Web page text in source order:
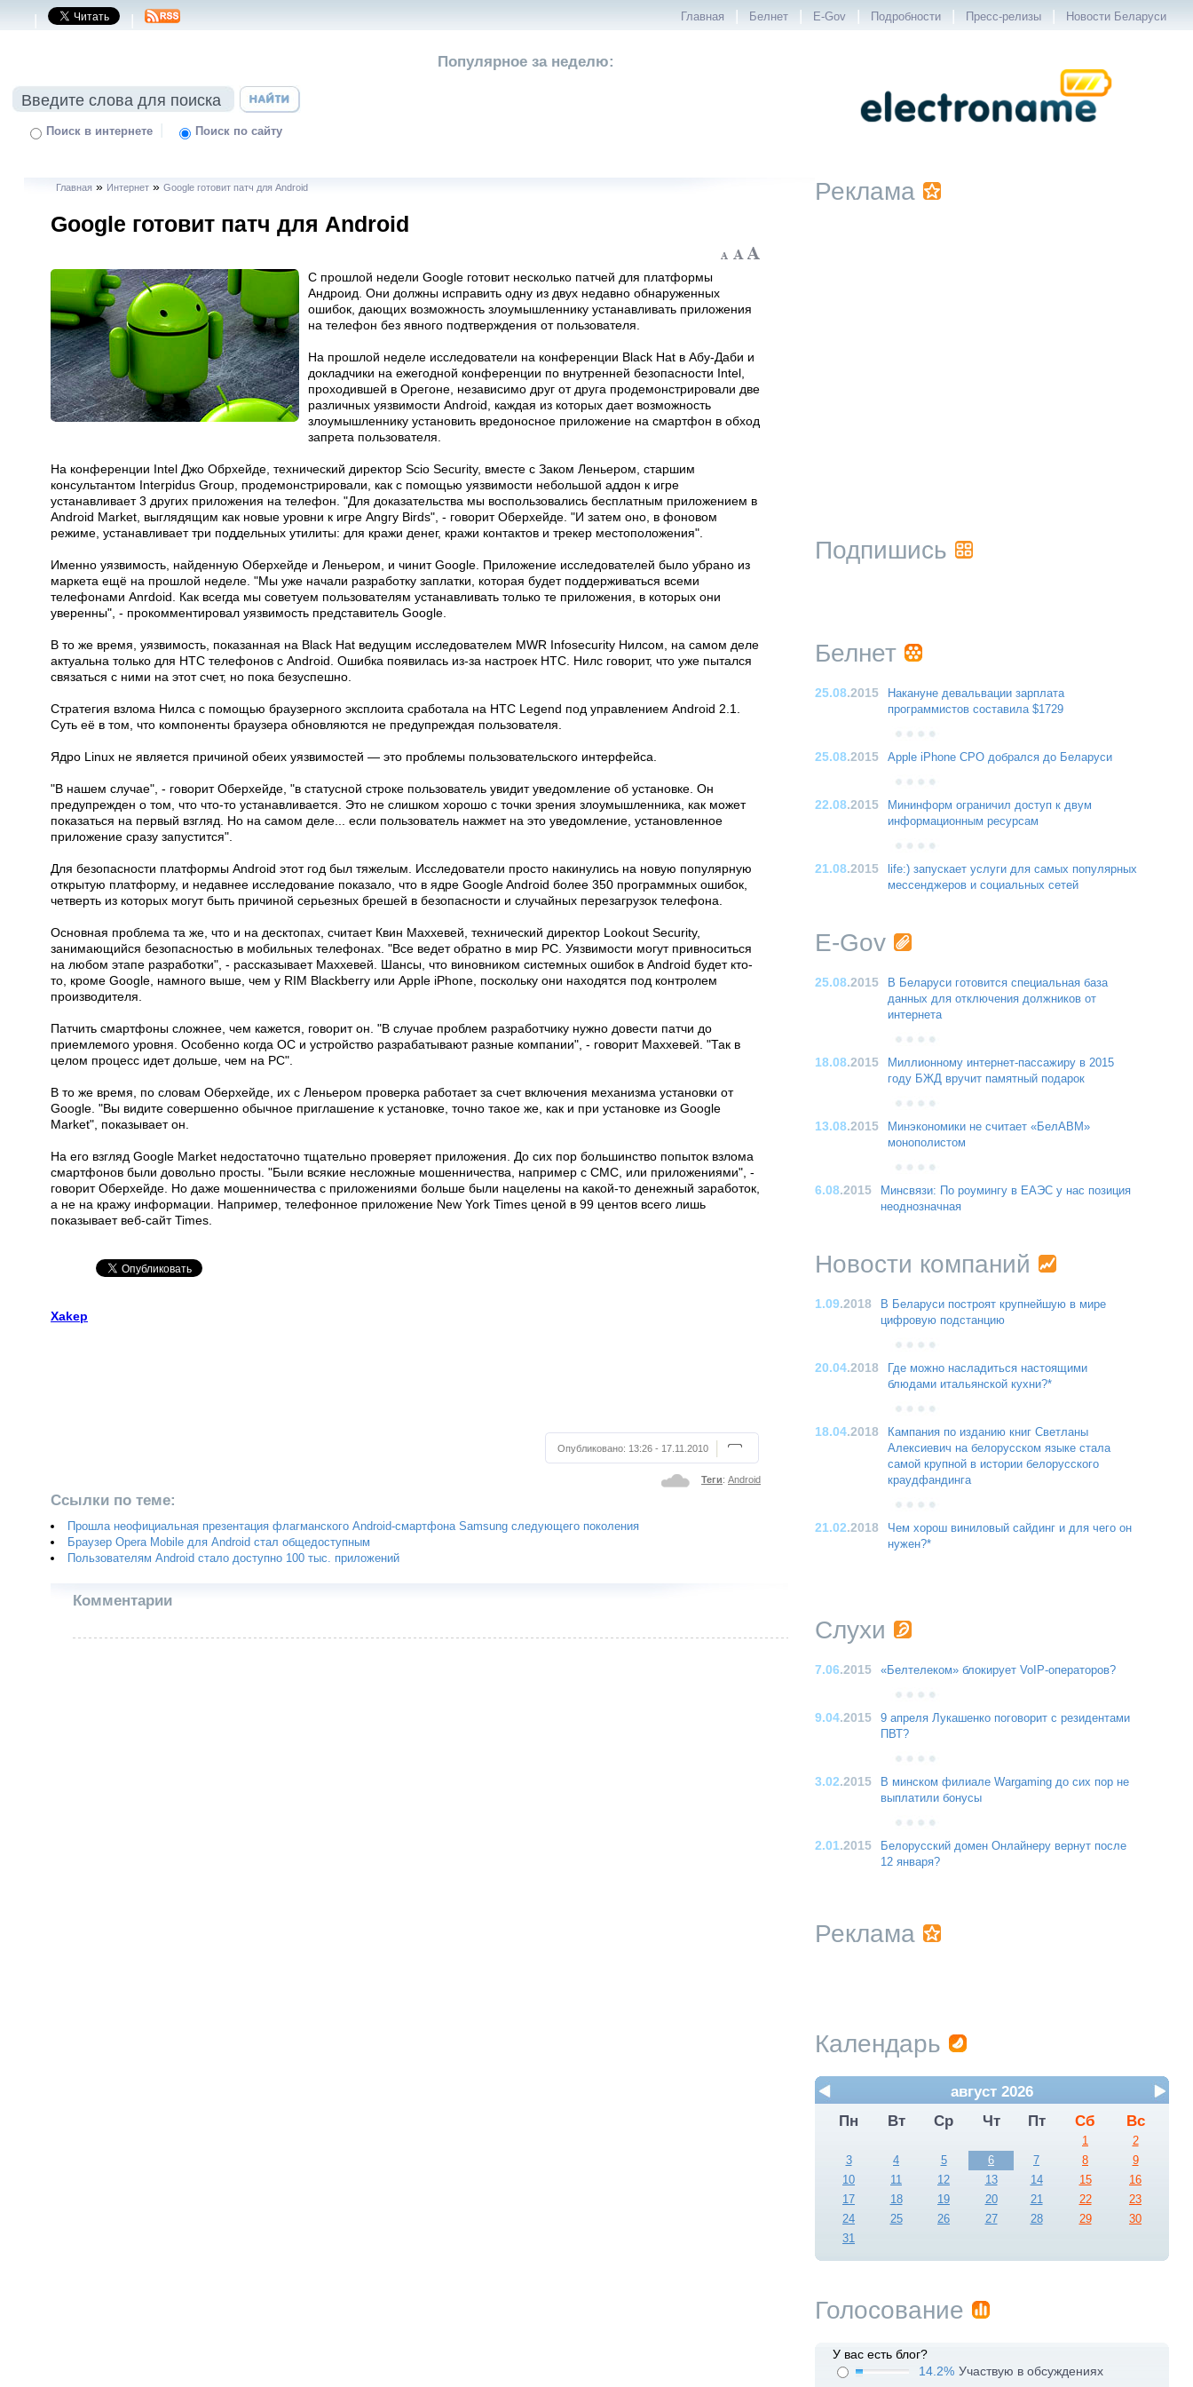
| | Главная | Белнет | E-Gov | Подробности | Пресс-релизы | Новости Беларуси
Поиск в интернете | Поиск по сайту
Популярное за неделю:
Главная » Интернет» Google готовит патч для Android
Google готовит патч для Android
С прошлой недели Google готовит несколько патчей для платформы
Андроид. Они должны исправить одну из двух недавно обнаруженных
ошибок, дающих возможность злоумышленнику устанавливать приложения
на телефон без явного подтверждения от пользователя.
На прошлой неделе исследователи на конференции Black Hat в Абу-Даби и
докладчики на ежегодной конференции по внутренней безопасности Intel,
проходившей в Орегоне, независимо друг от друга продемонстрировали две
различных уязвимости Android, каждая из которых дает возможность
злоумышленнику установить вредоносное приложение на смартфон в обход
запрета пользователя.
На конференции Intel Джо Обрхейде, технический директор Scio Security, вместе с Заком Леньером, старшим
консультантом Interpidus Group, продемонстрировали, как с помощью уязвимости небольшой аддон к игре
устанавливает 3 других приложения на телефон. "Для доказательства мы воспользовались бесплатным приложением в
Android Market, выглядящим как новые уровни к игре Angry Birds", - говорит Оберхейде. "И затем оно, в фоновом
режиме, устанавливает три поддельных утилиты: для кражи денег, кражи контактов и трекер местоположения".
Именно уязвимость, найденную Оберхейде и Леньером, и чинит Google. Приложение исследователей было убрано из
маркета ещё на прошлой неделе. "Мы уже начали разработку заплатки, которая будет поддерживаться всеми
телефонами Anrdoid. Как всегда мы советуем пользователям устанавливать только те приложения, в которых они
уверенны", - прокомментировал уязвимость представитель Google.
В то же время, уязвимость, показанная на Black Hat ведущим исследователем MWR Infosecurity Нилсом, на самом деле
актуальна только для HTC телефонов с Android. Ошибка появилась из-за настроек HTC. Нилс говорит, что уже пытался
связаться с ними на этот счет, но пока безуспешно.
Стратегия взлома Нилса с помощью браузерного эксплоита сработала на HTC Legend под управлением Android 2.1.
Суть её в том, что компоненты браузера обновляются не предупреждая пользователя.
Ядро Linux не является причиной обеих уязвимостей — это проблемы пользовательского интерфейса.
"В нашем случае", - говорит Оберхейде, "в статусной строке пользователь увидит уведомление об установке. Он
предупрежден о том, что что-то устанавливается. Это не слишком хорошо с точки зрения злоумышленника, как может
показаться на первый взгляд. Но на самом деле... если пользователь нажмет на это уведомление, установленное
приложение сразу запустится".
Для безопасности платформы Android этот год был тяжелым. Исследователи просто накинулись на новую популярную
открытую платформу, и недавнее исследование показало, что в ядре Google Android более 350 программных ошибок,
четверть из которых могут быть причиной серьезных брешей в безопасности и случайных перезагрузок телефона.
Основная проблема та же, что и на десктопах, считает Квин Маххевей, технический директор Lookout Security,
занимающийся безопасностью в мобильных телефонах. "Все ведет обратно в мир PC. Уязвимости могут привноситься
на любом этапе разработки", - рассказывает Маххевей. Шансы, что виновником системных ошибок в Android будет кто-
то, кроме Google, намного выше, чем у RIM Blackberry или Apple iPhone, поскольку они находятся под контролем
производителя.
Патчить смартфоны сложнее, чем кажется, говорит он. "В случае проблем разработчику нужно довести патчи до
приемлемого уровня. Особенно когда ОС и устройство разрабатывают разные компании", - говорит Маххевей. "Так в
целом процесс идет дольше, чем на PC".
В то же время, по словам Оберхейде, их с Леньером проверка работает за счет включения механизма установки от
Google. "Вы видите совершенно обычное приглашение к установке, точно такое же, как и при установке из Google
Market", показывает он.
На его взгляд Google Market недостаточно тщательно проверяет приложения. До сих пор большинство попыток взлома
смартфонов были довольно просты. "Были всякие несложные мошенничества, например с СМС, или приложениями", -
говорит Оберхейде. Но даже мошенничества с приложениями больше были нацелены на какой-то денежный заработок,
а не на кражу информации. Например, телефонное приложение New York Times ценой в 99 центов всего лишь
показывает веб-сайт Times.
Xakep
Опубликовано: 13:26 - 17.11.2010
Теги: Android
Ссылки по теме:
Прошла неофициальная презентация флагманского Android-смартфона Samsung следующего поколения
Браузер Opera Mobile для Android стал общедоступным
Пользователям Android стало доступно 100 тыс. приложений
Комментарии
Реклама
Подпишись
Белнет
25.08.2015
Накануне девальвации зарплата
программистов составила $1729
25.08.2015 Apple iPhone CPO добрался до Беларуси
22.08.2015
Мининформ ограничил доступ к двум
информационным ресурсам
21.08.2015
life:) запускает услуги для самых популярных
мессенджеров и социальных сетей
E-Gov
25.08.2015
В Беларуси готовится специальная база
данных для отключения должников от
интернета
18.08.2015
Миллионному интернет-пассажиру в 2015
году БЖД вручит памятный подарок
13.08.2015
Минэкономики не считает «БелАВМ»
монополистом
6.08.2015
Минсвязи: По роумингу в ЕАЭС у нас позиция
неоднозначная
Новости компаний
1.09.2018
В Беларуси построят крупнейшую в мире
цифровую подстанцию
20.04.2018
Где можно насладиться настоящими
блюдами итальянской кухни?*
18.04.2018
Кампания по изданию книг Светланы
Алексиевич на белорусском языке стала
самой крупной в истории белорусского
краудфандинга
21.02.2018
Чем хорош виниловый сайдинг и для чего он
нужен?*
Слухи
7.06.2015 «Белтелеком» блокирует VoIP-операторов?
9.04.2015
9 апреля Лукашенко поговорит с резидентами
ПВТ?
3.02.2015
В минском филиале Wargaming до сих пор не
выплатили бонусы
2.01.2015
Белорусский домен Онлайнеру вернут после
12 января?
Реклама
Календарь
август 2026
Пн
Вт Ср Чт Пт Сб Вс
1
2
3
4 5 6 7 8
9
10
11 12 13 14 15
16
17
18 19 20 21 22
23
24
25 26 27 28 29
30
31
Голосование
У вас есть блог?
14.2% Участвую в обсуждениях